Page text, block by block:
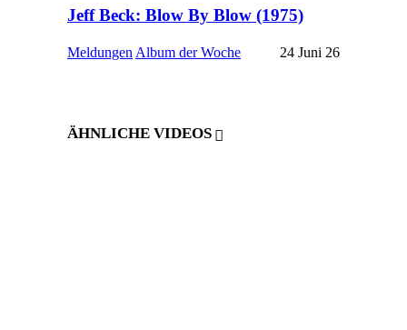
Jeff Beck: Blow By Blow (1975)
Meldungen Album der Woche 24 Juni 26
ÄHNLICHE VIDEOS